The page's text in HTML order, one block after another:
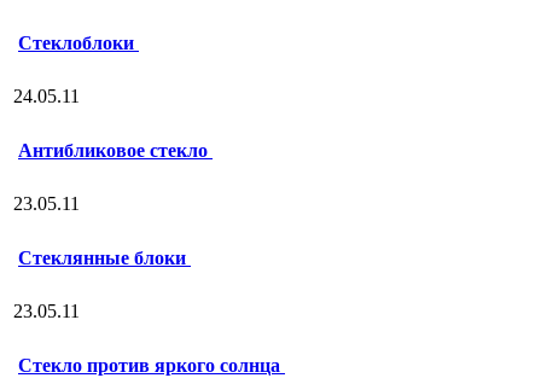
Стеклоблоки
24.05.11
Антибликовое стекло
23.05.11
Стеклянные блоки
23.05.11
Стекло против яркого солнца